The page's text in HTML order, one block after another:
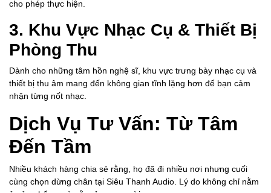
cho phép thực hiện.
3. Khu Vực Nhạc Cụ & Thiết Bị
Phòng Thu
Dành cho những tâm hồn nghệ sĩ, khu vực trưng bày nhạc cụ và
thiết bị thu âm mang đến không gian tĩnh lặng hơn để bạn cảm
nhận từng nốt nhạc.
Dịch Vụ Tư Vấn: Từ Tâm
Đến Tầm
Nhiều khách hàng chia sẻ rằng, họ đã đi nhiều nơi nhưng cuối
cùng chọn dừng chân tại Siêu Thanh Audio. Lý do không chỉ nằm